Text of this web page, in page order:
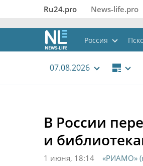
Ru24.pro News‑life.pro
Россия
07.08.2026
В России
и
1 июня, 18:14
«РИАМО»